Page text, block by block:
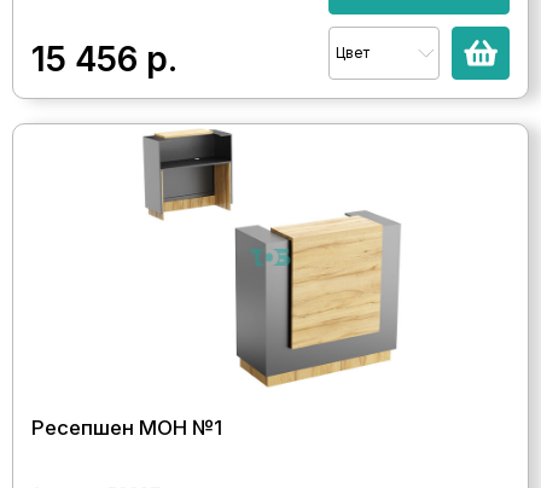
15 456 р. Цвет
Ресепшен МОН №1